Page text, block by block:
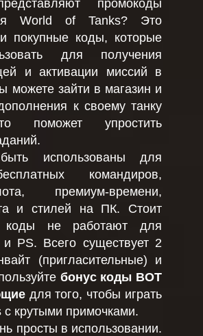
промокоды
World of Tanks? Это
покупные коды, которые
для получения
и активации миссий в
можете зайти в магазин и
к своему танку
поможет упростить
использованы для
командиров,
премиум-времени,
и стилей на ПК. Стоит
коды не работают для
PS. Всего существует 2
(пригласительные) и
бонус коды ВОТ
для того, чтобы играть
с крутыми примочками.
просты в использовании.